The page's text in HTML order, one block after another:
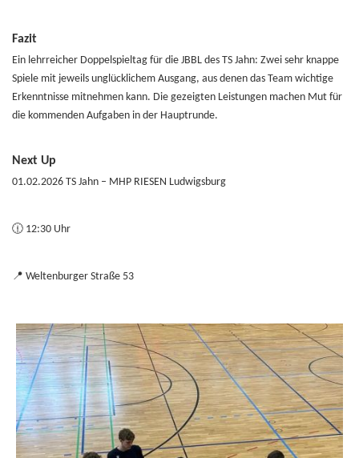
Fazit
Ein lehrreicher Doppelspieltag für die JBBL des TS Jahn: Zwei sehr knappe
Spiele mit jeweils unglücklichem Ausgang, aus denen das Team wichtige
Erkenntnisse mitnehmen kann. Die gezeigten Leistungen machen Mut für
die kommenden Aufgaben in der Hauptrunde.
Next Up
01.02.2026 TS Jahn – MHP RIESEN Ludwigsburg
🕧 12:30 Uhr
📍 Weltenburger Straße 53